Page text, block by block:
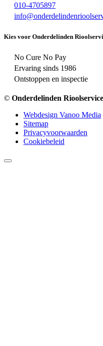
010-4705897
Kies voor Onderdelinden
No Cure No Pay
Ervaring sinds 1986
Ontstoppen en inspectie
© Onderdelinden Rioolservice
Webdesign Vanoo Media
Sitemap
Privacyvoorwaarden
Cookiebeleid